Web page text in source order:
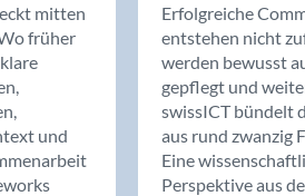
mitten
früher
und
Erfolgreiche
entstehen nicht
werden bewusst
gepflegt und
swissICT bündelt
aus rund zwanzig
Eine
Perspektive aus